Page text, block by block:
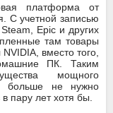
платформа от
С учетной записью
Epic и других
там товары
вместо того,
ПК. Таким
мощного
и больше не нужно
пару лет хотя бы.